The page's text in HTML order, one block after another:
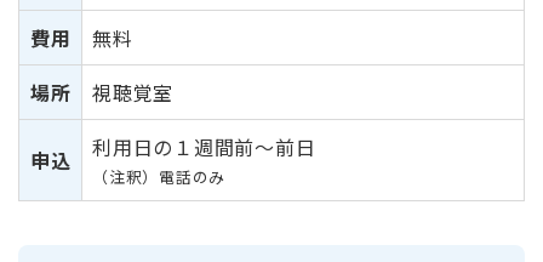
費用
無料
場所
視聴覚室
申込 利用日の１週間前～前日
（注釈）電話のみ